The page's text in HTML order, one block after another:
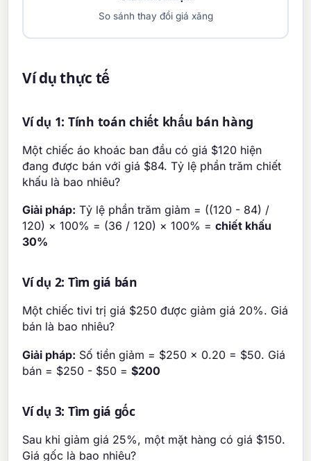
So sánh thay đổi giá xăng
Ví dụ thực tế
Ví dụ 1: Tính toán chiết khấu bán hàng
Một chiếc áo khoác ban đầu có giá $120 hiện
đang được bán với giá $84. Tỷ lệ phần trăm chiết
khấu là bao nhiêu?
Giải pháp: Tỷ lệ phần trăm giảm = ((120 - 84) /
120) × 100% = (36 / 120) × 100% =chiết khấu
30%
Ví dụ 2: Tìm giá bán
Một chiếc tivi trị giá $250 được giảm giá 20%. Giá
bán là bao nhiêu?
Giải pháp: Số tiền giảm = $250 × 0.20 = $50. Giá
bán = $250 - $50 =$200
Ví dụ 3: Tìm giá gốc
Sau khi giảm giá 25%, một mặt hàng có giá $150.
Giá gốc là bao nhiêu?